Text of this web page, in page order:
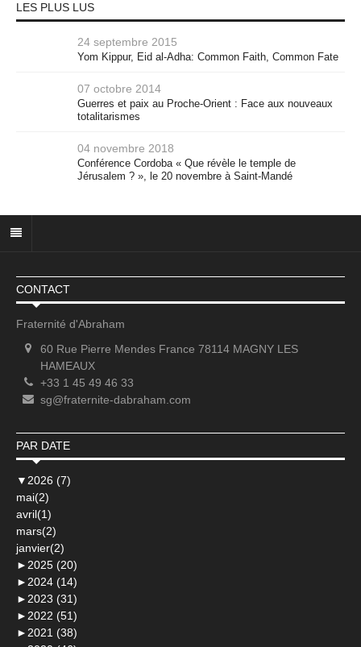
LES PLUS LUS
24 septembre 2015
Yom Kippur, Eid al-Adha: Common Faith, Common Fate
07 octobre 2014
Guerres et paix au Proche-Orient : Face aux nouveaux
totalitarismes
04 novembre 2018
Conférence Cordoba « Que révèle le temple de
Jérusalem ? », le 20 novembre à Saint-Mandé
CONTACT
Fraternité d'Abraham
60 Rue Pierre Mendes France 78114 MAGNY LES
HAMEAUX
+33 1 45 49 46 33
sg@fraternite-dabraham.com
PAR DATE
▼ 2026 (7)
mai(2)
avril(1)
mars(2)
janvier(2)
► 2025 (20)
► 2024 (14)
► 2023 (31)
► 2022 (51)
► 2021 (38)